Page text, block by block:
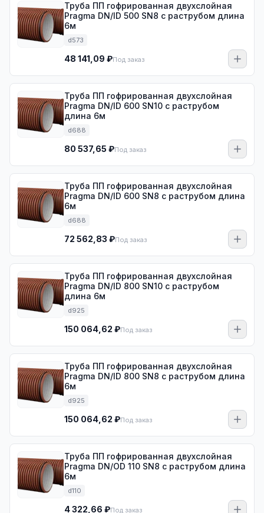
Труба ПП гофрированная двухслойная
Pragma DN/ID 500 SN8 с раструбом длина
6м
d573
48 141,09 ₽Под заказ
Труба ПП гофрированная двухслойная
Pragma DN/ID 600 SN10 с раструбом
длина 6м
d688
80 537,65 ₽Под заказ
Труба ПП гофрированная двухслойная
Pragma DN/ID 600 SN8 с раструбом длина
6м
d688
72 562,83 ₽Под заказ
Труба ПП гофрированная двухслойная
Pragma DN/ID 800 SN10 с раструбом
длина 6м
d925
150 064,62 ₽Под заказ
Труба ПП гофрированная двухслойная
Pragma DN/ID 800 SN8 с раструбом длина
6м
d925
150 064,62 ₽Под заказ
Труба ПП гофрированная двухслойная
Pragma DN/OD 110 SN8 с раструбом длина
6м
d110
4 322,66 ₽Под заказ